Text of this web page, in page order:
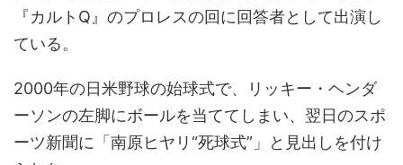
『カルトQ』のプロレスの回に回答者として出演し
ている。
2000年の日米野球の始球式で、リッキー・ヘンダ
ーソンの左脚にボールを当ててしまい、翌日のスポ
ーツ新聞に「南原ヒヤリ“死球式”」と見出しを付け